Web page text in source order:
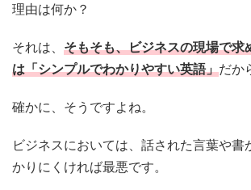
理由は何か？
それは、 そもそも、ビジネスの現場で求
は「シンプルでわかりやすい英語」だか
確かに、そうですよね。
ビジネスにおいては、話された言葉や書
かりにくければ最悪です。